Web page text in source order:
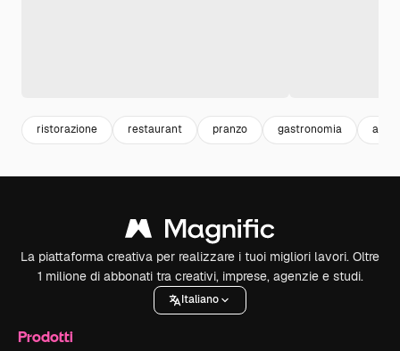
ristorazione restaurant pranzo gastronomia
La piattaforma creativa per realizzare i tuoi migliori lavori. Oltre
1 milione di abbonati tra creativi, imprese, agenzie e studi.
Italiano
Prodotti